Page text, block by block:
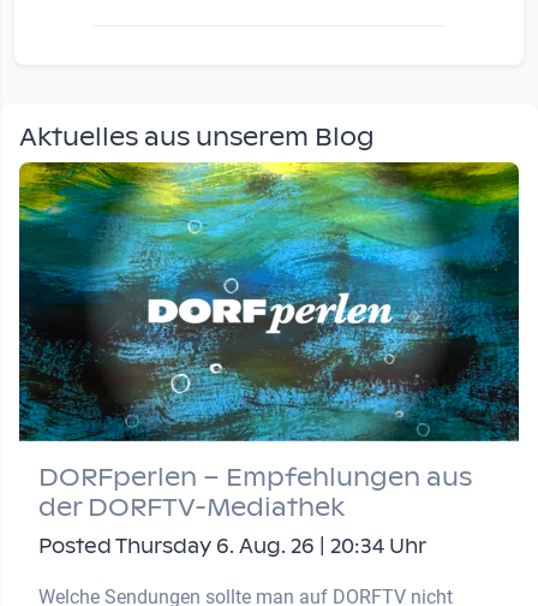
Aktuelles aus unserem Blog
DORFperlen – Empfehlungen aus
der DORFTV-Mediathek
Posted Thursday 6. Aug. 26 | 20:34 Uhr
Welche Sendungen sollte man auf DORFTV nicht